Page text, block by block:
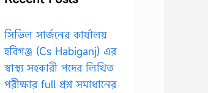
সিভিল সার্জনের কার্যালয়
হবিগঞ্জ (Cs Habiganj) এর
স্বাস্থ্য সহকারী পদের লিখিত
পরীক্ষার full প্রশ্ন সমাধানের